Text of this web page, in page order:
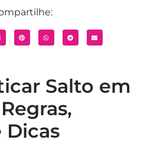
Salto em
Dicas